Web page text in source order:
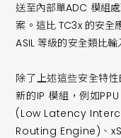
送至內部單ADC 模組
案。這比 TC3x 的安全
ASIL 等級的安全類比輸
除了上述這些安全特
新的IP 模組，例如
(Low Latency
Routing Engine)、